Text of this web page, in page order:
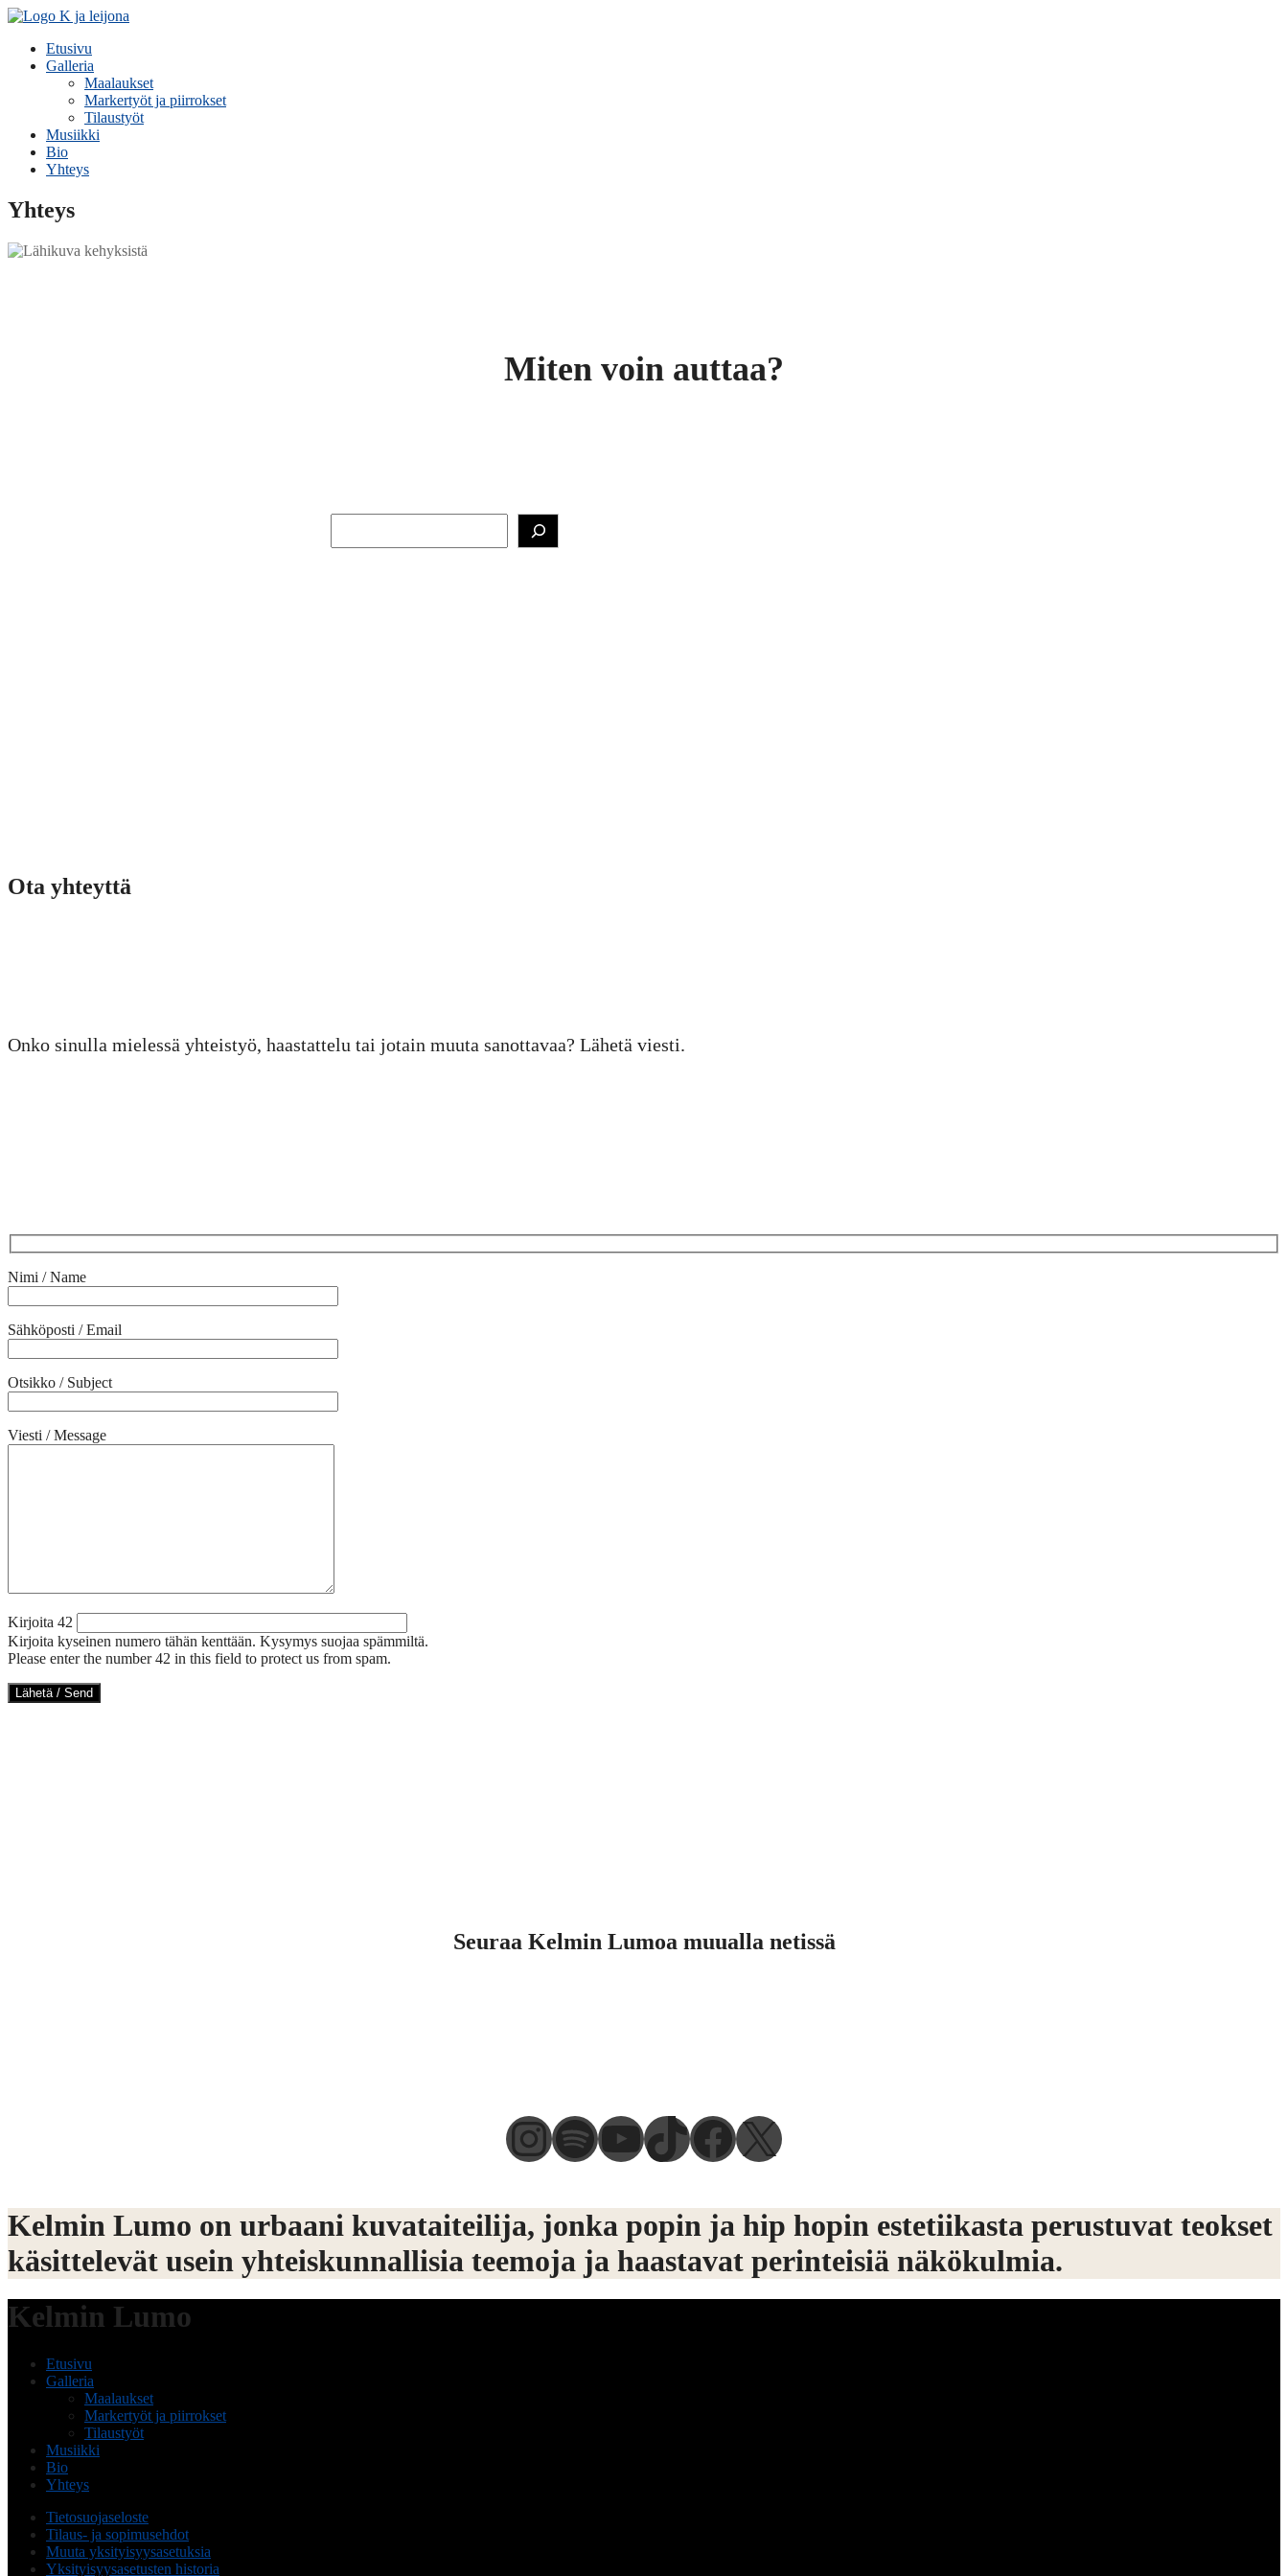
Etusivu
Galleria
Maalaukset
Markertyöt ja piirrokset
Tilaustyöt
Musiikki
Bio
Yhteys
Yhteys
Miten voin auttaa?
Ota yhteyttä
Onko sinulla mielessä yhteistyö, haastattelu tai jotain muuta sanottavaa? Lähetä viesti.
Nimi / Name
Sähköposti / Email
Otsikko / Subject
Viesti / Message
Kirjoita 42
Kirjoita kyseinen numero tähän kenttään. Kysymys suojaa spämmiltä.
Please enter the number 42 in this field to protect us from spam.
Seuraa Kelmin Lumoa muualla netissä
Instagram
Spotify
YouTube
TikTok
Facebook
X
Kelmin Lumo on urbaani kuvataiteilija, jonka popin ja hip hopin estetiikasta perustuvat teokset
käsittelevät usein yhteiskunnallisia teemoja ja haastavat perinteisiä näkökulmia.
Kelmin Lumo
Etusivu
Galleria
Maalaukset
Markertyöt ja piirrokset
Tilaustyöt
Musiikki
Bio
Yhteys
Tietosuojaseloste
Tilaus- ja sopimusehdot
Muuta yksityisyysasetuksia
Yksityisyysasetusten historia